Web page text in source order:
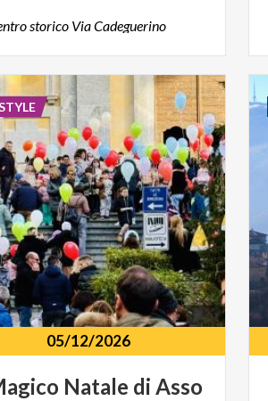
storico ViaCadeguerino
05/12/2026
Natale di Asso